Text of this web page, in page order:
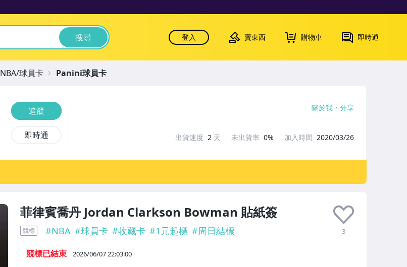
搜尋 登入 賣東西 購物車 即時通
菲律賓喬丹 Jordan Clarkson Bowman 貼紙簽
3
競標 #NBA #球員卡 #收藏卡 #1元起標 #周日結標
競標已結束 2026/06/07 22:03:00
追蹤
即時通
關於我 分享
出貨速度 2 天 未出貨率 0% 加入時間 2020/03/26
NBA/球員卡 Panini球員卡